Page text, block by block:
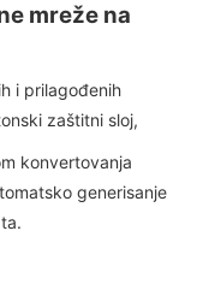
mreže na
i prilagođenih
zaštitni sloj,
konvertovanja
generisanje